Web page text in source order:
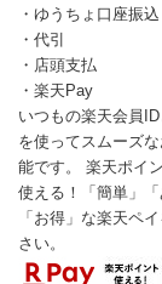
・ゆうちょ口座振込
・代引
・店頭支払
・楽天Pay
いつもの楽天会員
を使ってスムーズ
能です。 楽天ポイ
使える！「簡単」「
「お得」な楽天ペ
さい。